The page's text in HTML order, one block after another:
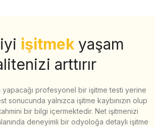
işitmek yaşam
arttırır
yapacağı profesyonel bir işitme testi yerine
sonucunda yalnızca işitme kaybınızın olup
bir bilgi içermektedir. Net işitmenizi
deneyimli bir odyoloğa detaylı işitme